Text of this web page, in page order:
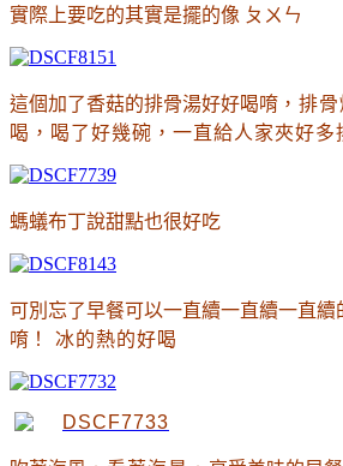
實際上要吃的其實是擺的像 ㄆㄨㄣ
這個加了香菇的排骨湯好好喝唷 ，排
喝 ，喝了好幾碗 ，一直給人家夾好多
螞蟻布丁說甜點也很好吃
可別忘了早餐可以一直續一直續一直
唷 ！ 冰的熱的好喝